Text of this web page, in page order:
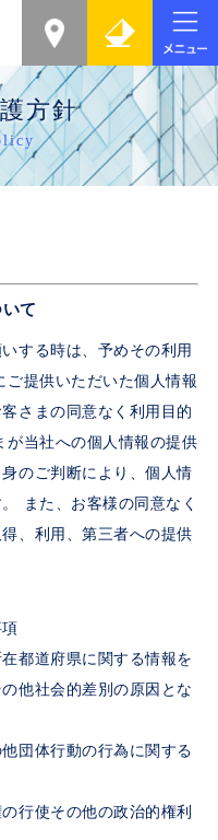
方針
て
する時は、予めその利用
ご提供いただいた個人情報
さまの同意なく利用目的
が当社への個人情報の提供
のご判断により、個人情
また、お客様の同意なく
、利用、第三者への提供
都道府県に関する情報を
他社会的差別の原因とな
団体行動の行為に関する
行使その他の政治的権利